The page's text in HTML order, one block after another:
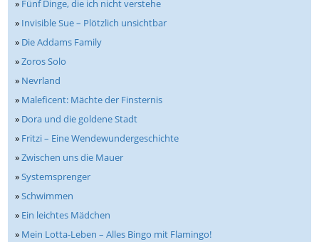
» Fünf Dinge, die ich nicht verstehe
» Invisible Sue – Plötzlich unsichtbar
» Die Addams Family
»Zoros Solo
» Nevrland
» Maleficent: Mächte der Finsternis
» Dora und die goldene Stadt
» Fritzi – Eine Wendewundergeschichte
»Zwischen uns die Mauer
»Systemsprenger
»Schwimmen
» Ein leichtes Mädchen
» Mein Lotta-Leben – Alles Bingo mit Flamingo!